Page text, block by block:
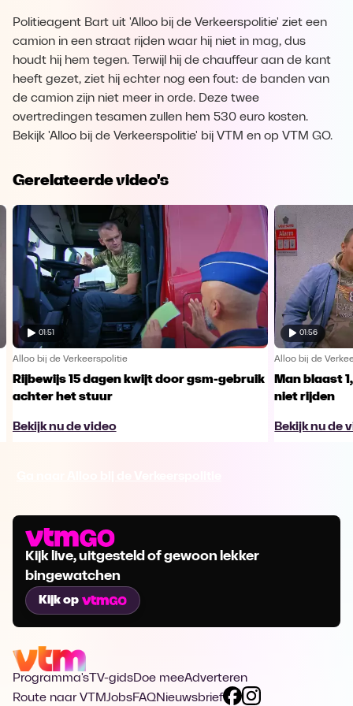
Politieagent Bart uit 'Alloo bij de Verkeerspolitie' ziet een
camion in een straat rijden waar hij niet in mag, dus
houdt hij hem tegen. Terwijl hij de chauffeur aan de kant
heeft gezet, ziet hij echter nog een fout: de banden van
de camion zijn niet meer in orde. Deze twee
overtredingen tesamen zullen hem 530 euro kosten.
Bekijk 'Alloo bij de Verkeerspolitie' bij VTM en op VTM GO.
Gerelateerde video's
01:51
Alloo bij de Verkeerspolitie
Rijbewijs 15 dagen kwijt door gsm-gebruik
achter het stuur
Bekijk nu de video
01:56
Alloo bij de
Man blaast
niet rijden
Bekijk nu de
Kijk live, uitgesteld of gewoon lekker
bingewatchen
Kijk op
Programma's TV-gidsDoe meeAdverteren
Route naar VTMJobsFAQNieuwsbrief